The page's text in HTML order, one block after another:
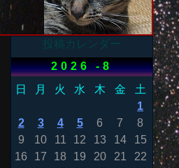
投稿カレンダー
2026 -8
日
月 火 水 木 金
土
1
2
3 4 5 6 7
8
9
10 11 12 13 14
15
16
17 18 19 20 21
22